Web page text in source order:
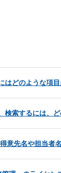
はどのような項
検索するには、
意先名や担当者